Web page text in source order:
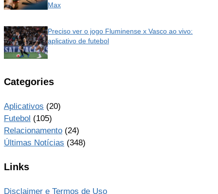
Max
Preciso ver o jogo Fluminense x Vasco ao vivo:
aplicativo de futebol
Categories
Aplicativos (20)
Futebol (105)
Relacionamento (24)
Últimas Notícias (348)
Links
Disclaimer e Termos de Uso